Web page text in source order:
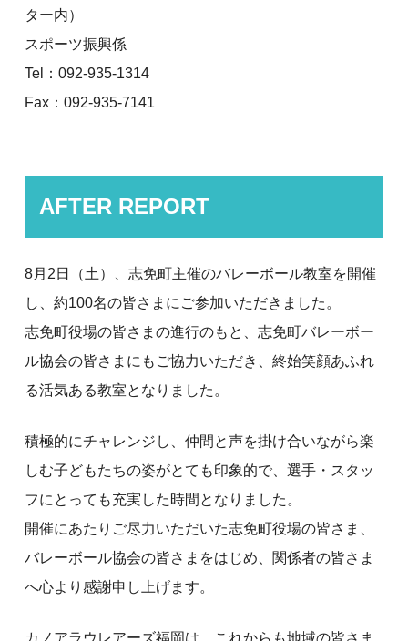
ター内）
スポーツ振興係
Tel：092-935-1314
Fax：092-935-7141
AFTER REPORT
8月2日（土）、志免町主催のバレーボール教室を開催
し、約100名の皆さまにご参加いただきました。
志免町役場の皆さまの進行のもと、志免町バレーボー
ル協会の皆さまにもご協力いただき、終始笑顔あふれ
る活気ある教室となりました。
積極的にチャレンジし、仲間と声を掛け合いながら楽
しむ子どもたちの姿がとても印象的で、選手・スタッ
フにとっても充実した時間となりました。
開催にあたりご尽力いただいた志免町役場の皆さま、
バレーボール協会の皆さまをはじめ、関係者の皆さま
へ心より感謝申し上げます。